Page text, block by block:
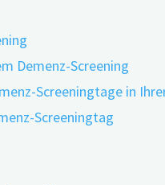
Demenz-Screening
Screeningtage in
Screeningtag